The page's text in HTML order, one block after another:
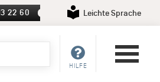
22 60 Leichte Sprache
HILFE